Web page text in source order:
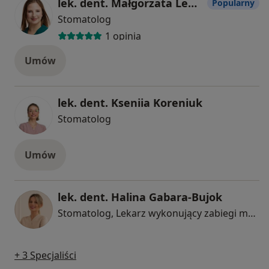
lek. dent. Małgorzata Lewandowska
Stomatolog
1 opinia
Popularny
Umów
lek. dent. Kseniia Koreniuk
Stomatolog
Umów
lek. dent. Halina Gabara-Bujok
Stomatolog, Lekarz wykonujący zabiegi medycyny estetycznej
+ 3 Specjaliści